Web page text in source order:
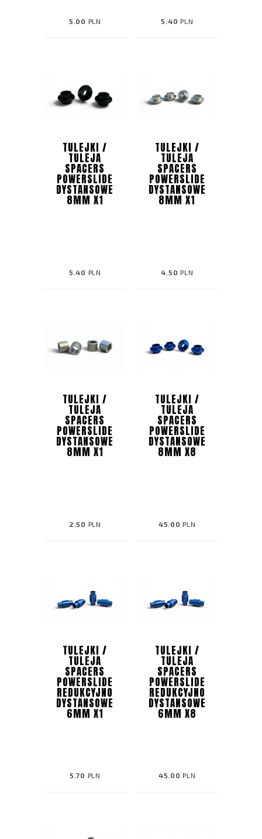
5.00 PLN 5.40 PLN
TULEJKI /
TULEJA
SPACERS
POWERSLIDE
DYSTANSOWE
8MM X1
5.40 PLN
TULEJKI /
TULEJA
SPACERS
POWERSLIDE
DYSTANSOWE
8MM X1
4.50 PLN
TULEJKI /
TULEJA
SPACERS
POWERSLIDE
DYSTANSOWE
8MM X1
2.50 PLN
TULEJKI /
TULEJA
SPACERS
POWERSLIDE
DYSTANSOWE
8MM X8
45.00 PLN
TULEJKI /
TULEJA
SPACERS
POWERSLIDE
REDUKCYJNO
DYSTANSOWE
6MM X1
5.70 PLN
TULEJKI /
TULEJA
SPACERS
POWERSLIDE
REDUKCYJNO
DYSTANSOWE
6MM X8
45.00 PLN